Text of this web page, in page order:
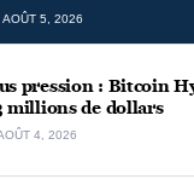
AOÛT 5, 2026
pression : Bitcoin
millions de dollars
4, 2026